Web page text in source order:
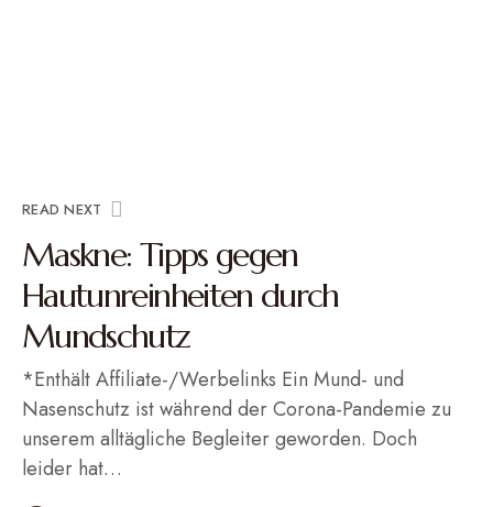
READ NEXT
Maskne: Tipps gegen
Hautunreinheiten durch
Mundschutz
*Enthält Affiliate-/Werbelinks Ein Mund- und
Nasenschutz ist während der Corona-Pandemie zu
unserem alltägliche Begleiter geworden. Doch
leider hat…